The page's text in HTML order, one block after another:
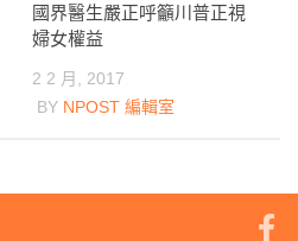
國界醫生嚴正呼籲川普正視
婦女權益
2 2 月, 2017
BY NPOST 編輯室